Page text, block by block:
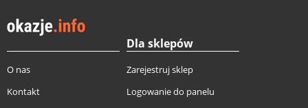
O nas
Kontakt
Dla sklepów
Zarejestruj sklep
Logowanie do panelu